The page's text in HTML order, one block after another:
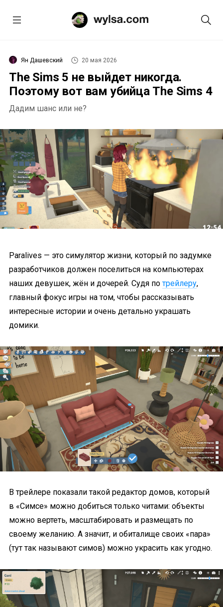
Ян Дашевский 20 мая 2026
The Sims 5 не выйдет никогда.
Поэтому вот вам убийца The Sims 4
Дадим шанс или не?
Paralives — это симулятор жизни, который по задумке
разработчиков должен поселиться на компьютерах
наших девушек, жён и дочерей. Судя потрейлеру,
главный фокус игры на том, чтобы рассказывать
интересные истории и очень детально украшать
домики.
В трейлере показали такой редактор домов, который
в «Симсе» можно добиться только читами: объекты
можно вертеть, масштабировать и размещать по
своему желанию. А значит, и обиталище своих «пара»
(тут так называют симов) можно украсить как угодно.